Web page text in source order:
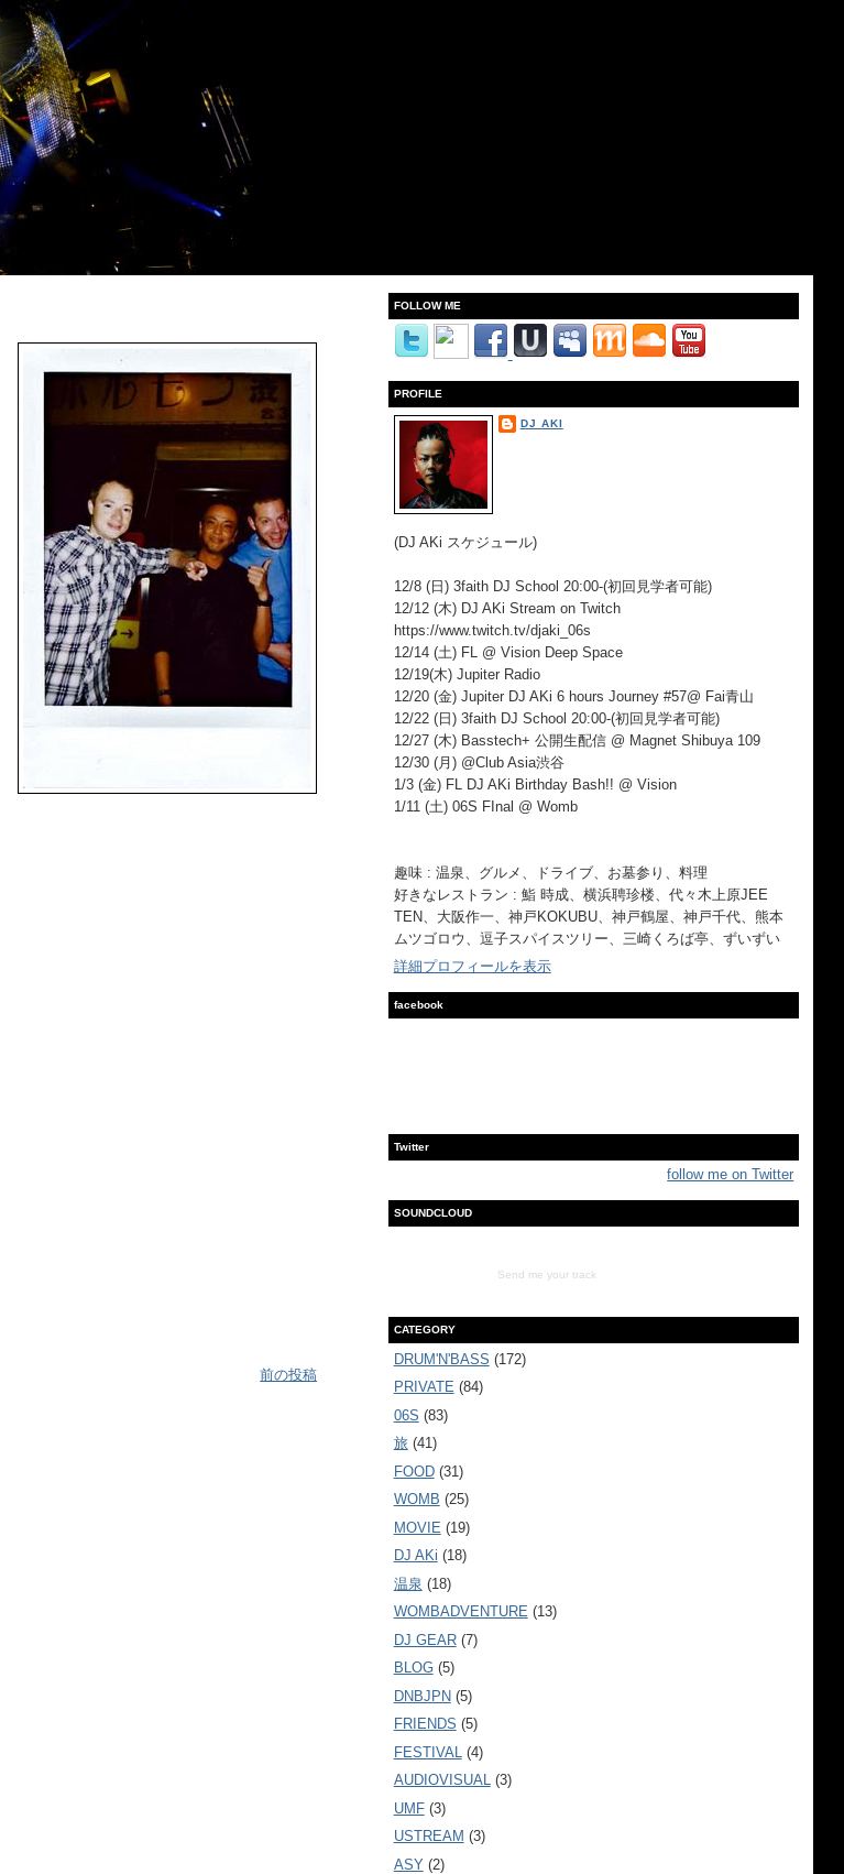
前の投稿
FOLLOW ME
PROFILE
DJ AKI
(DJ AKi スケジュール)
12/8 (日) 3faith DJ School 20:00-(初回見学者可能)
12/12 (木) DJ AKi Stream on Twitch
https://www.twitch.tv/djaki_06s
12/14 (土) FL @ Vision Deep Space
12/19(木) Jupiter Radio
12/20 (金) Jupiter DJ AKi 6 hours Journey #57@ Fai青山
12/22 (日) 3faith DJ School 20:00-(初回見学者可能)
12/27 (木) Basstech+ 公開生配信 @ Magnet Shibuya 109
12/30 (月) @Club Asia渋谷
1/3 (金) FL DJ AKi Birthday Bash!! @ Vision
1/11 (土) 06S FInal @ Womb
趣味 : 温泉、グルメ、ドライブ、お墓参り、料理
好きなレストラン : 鮨 時成、横浜聘珍楼、代々木上原JEE
TEN、大阪作一、神戸KOKUBU、神戸鶴屋、神戸千代、熊本
ムツゴロウ、逗子スパイスツリー、三崎くろば亭、ずいずい
詳細プロフィールを表示
facebook
Twitter
follow me on Twitter
SOUNDCLOUD
Send me your track
CATEGORY
DRUM'N'BASS (172)
PRIVATE (84)
06S (83)
旅 (41)
FOOD (31)
WOMB (25)
MOVIE (19)
DJ AKi (18)
温泉 (18)
WOMBADVENTURE (13)
DJ GEAR (7)
BLOG (5)
DNBJPN (5)
FRIENDS (5)
FESTIVAL (4)
AUDIOVISUAL (3)
UMF (3)
USTREAM (3)
ASY (2)